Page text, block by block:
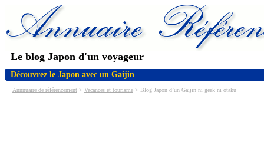
Le blog Japon d'un voyageur
Découvrez le Japon avec un Gaijin
Annnuaire de référencement > Vacances et tourisme > Blog Japon d’un Gaijin ni geek ni otaku